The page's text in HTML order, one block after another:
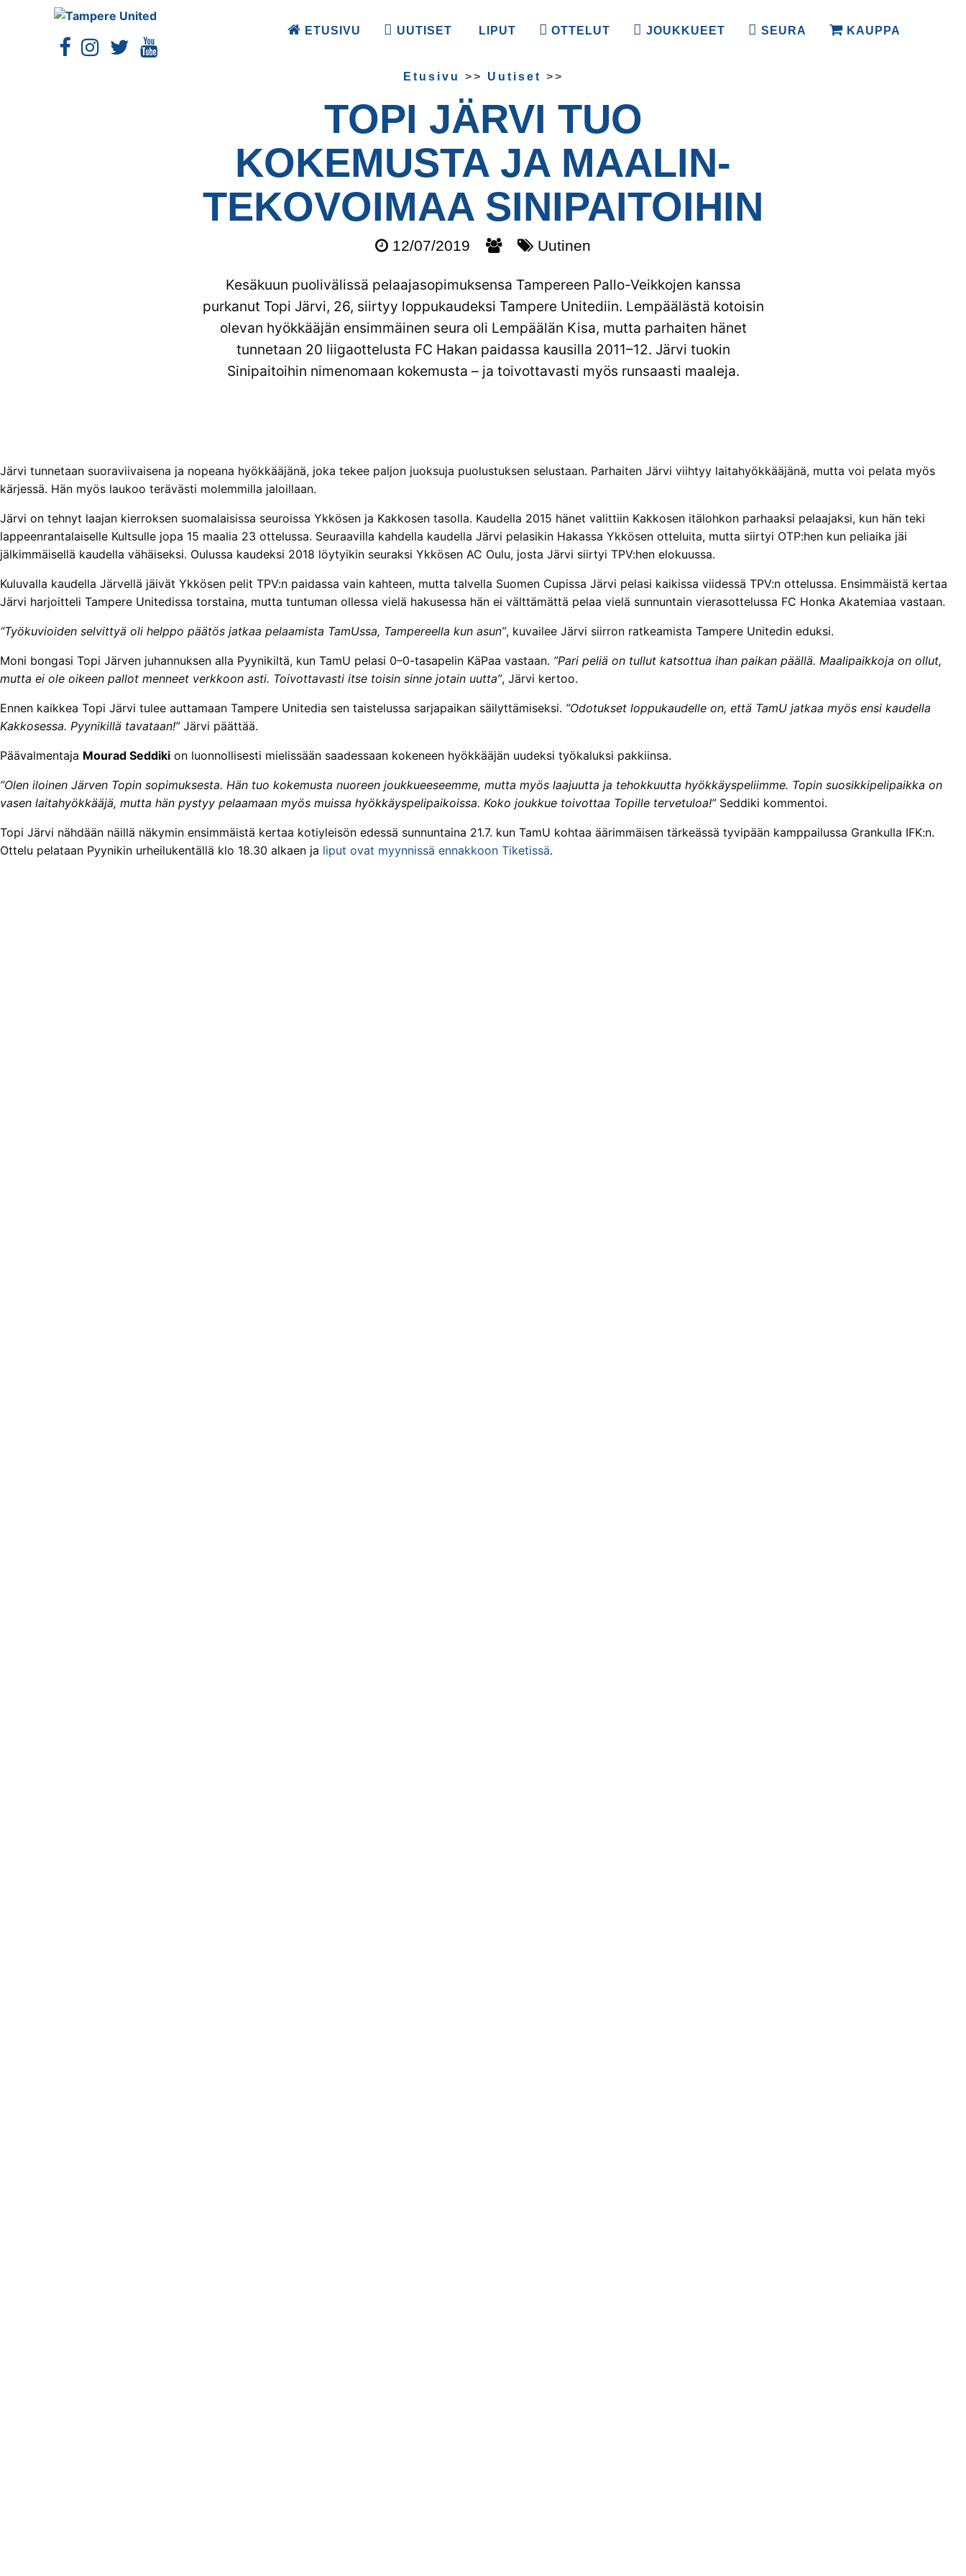
ETUSIVU UUTISET LIPUT OTTELUT JOUKKUEET SEURA KAUPPA
Etusivu >> Uutiset >>
TOPI JÄRVI TUO
KOKEMUSTA JA MAALIN­
TEKO­VOIMAA SINIPAITOIHIN
12/07/2019 Uutinen
Kesäkuun puolivälissä pelaajasopimuksensa Tampereen Pallo-Veikkojen kanssa
purkanut Topi Järvi, 26, siirtyy loppukaudeksi Tampere Unitediin. Lempäälästä kotoisin
olevan hyökkääjän ensimmäinen seura oli Lempäälän Kisa, mutta parhaiten hänet
tunnetaan 20 liigaottelusta FC Hakan paidassa kausilla 2011–12. Järvi tuokin
Sinipaitoihin nimenomaan kokemusta – ja toivottavasti myös runsaasti maaleja.
Järvi tunnetaan suoraviivaisena ja nopeana hyökkääjänä, joka tekee paljon juoksuja puolustuksen selustaan. Parhaiten Järvi viihtyy laitahyökkääjänä, mutta voi pelata myös
kärjessä. Hän myös laukoo terävästi molemmilla jaloillaan.
Järvi on tehnyt laajan kierroksen suomalaisissa seuroissa Ykkösen ja Kakkosen tasolla. Kaudella 2015 hänet valittiin Kakkosen itälohkon parhaaksi pelaajaksi, kun hän teki
lappeenrantalaiselle Kultsulle jopa 15 maalia 23 ottelussa. Seuraavilla kahdella kaudella Järvi pelasikin Hakassa Ykkösen otteluita, mutta siirtyi OTP:hen kun peliaika jäi
jälkimmäisellä kaudella vähäiseksi. Oulussa kaudeksi 2018 löytyikin seuraksi Ykkösen AC Oulu, josta Järvi siirtyi TPV:hen elokuussa.
Kuluvalla kaudella Järvellä jäivät Ykkösen pelit TPV:n paidassa vain kahteen, mutta talvella Suomen Cupissa Järvi pelasi kaikissa viidessä TPV:n ottelussa. Ensimmäistä kertaa
Järvi harjoitteli Tampere Unitedissa torstaina, mutta tuntuman ollessa vielä hakusessa hän ei välttämättä pelaa vielä sunnuntain vierasottelussa FC Honka Akatemiaa vastaan.
“Työkuvioiden selvittyä oli helppo päätös jatkaa pelaamista TamUssa, Tampereella kun asun”, kuvailee Järvi siirron ratkeamista Tampere Unitedin eduksi.
Moni bongasi Topi Järven juhannuksen alla Pyynikiltä, kun TamU pelasi 0–0-tasapelin KäPaa vastaan. ”Pari peliä on tullut katsottua ihan paikan päällä. Maalipaikkoja on ollut,
mutta ei ole oikeen pallot menneet verkkoon asti. Toivottavasti itse toisin sinne jotain uutta”, Järvi kertoo.
Ennen kaikkea Topi Järvi tulee auttamaan Tampere Unitedia sen taistelussa sarjapaikan säilyttämiseksi. ”Odotukset loppukaudelle on, että TamU jatkaa myös ensi kaudella
Kakkosessa. Pyynikillä tavataan!”Järvi päättää.
Päävalmentaja Mourad Seddiki on luonnollisesti mielissään saadessaan kokeneen hyökkääjän uudeksi työkaluksi pakkiinsa.
”Olen iloinen Järven Topin sopimuksesta. Hän tuo kokemusta nuoreen joukkueeseemme, mutta myös laajuutta ja tehokkuutta hyökkäyspeliimme. Topin suosikkipelipaikka on
vasen laitahyökkääjä, mutta hän pystyy pelaamaan myös muissa hyökkäyspelipaikoissa. Koko joukkue toivottaa Topille tervetuloa!”Seddiki kommentoi.
Topi Järvi nähdään näillä näkymin ensimmäistä kertaa kotiyleisön edessä sunnuntaina 21.7. kun TamU kohtaa äärimmäisen tärkeässä tyvipään kamppailussa Grankulla IFK:n.
Ottelu pelataan Pyynikin urheilukentällä klo 18.30 alkaen ja liput ovat myynnissä ennakkoon Tiketissä.